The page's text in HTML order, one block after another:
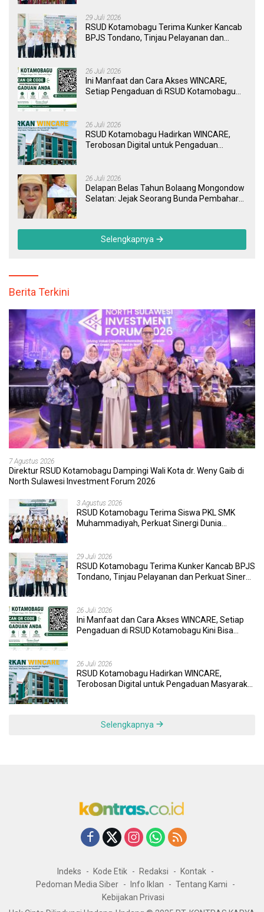
29 Juli 2026
RSUD Kotamobagu Terima Kunker Kancab
BPJS Tondano, Tinjau Pelayanan dan
26 Juli 2026
Ini Manfaat dan Cara Akses WINCARE,
Setiap Pengaduan di RSUD Kotamobagu
26 Juli 2026
RSUD Kotamobagu Hadirkan WINCARE,
Terobosan Digital untuk Pengaduan
26 Juli 2026
Delapan Belas Tahun Bolaang Mongondow
Selatan: Jejak Seorang Bunda Pembaharu
Selengkapnya
Berita Terkini
7 Agustus 2026
Direktur RSUD Kotamobagu Dampingi Wali Kota dr. Weny Gaib di
North Sulawesi Investment Forum 2026
3 Agustus 2026
RSUD Kotamobagu Terima Siswa PKL SMK
Muhammadiyah, Perkuat Sinergi Dunia
29 Juli 2026
RSUD Kotamobagu Terima Kunker Kancab BPJS
Tondano, Tinjau Pelayanan dan Perkuat Sinergi
26 Juli 2026
Ini Manfaat dan Cara Akses WINCARE, Setiap
Pengaduan di RSUD Kotamobagu Kini Bisa
26 Juli 2026
RSUD Kotamobagu Hadirkan WINCARE,
Terobosan Digital untuk Pengaduan Masyarakat
Selengkapnya
Indeks Kode Etik Redaksi
Kontak
Pedoman Media Siber
Info Iklan
Tentang Kami
Kebijakan Privasi